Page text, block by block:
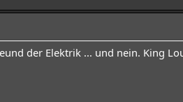
der Elektrik ... und nein. King